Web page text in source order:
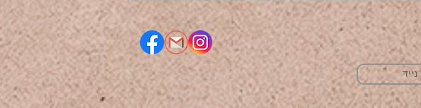
אחמר